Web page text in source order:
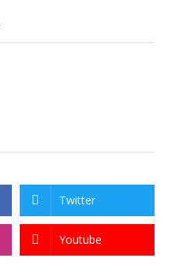
Twitter
Youtube